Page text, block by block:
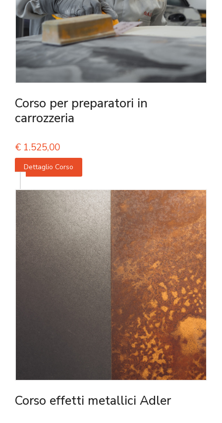
Corso per preparatori in
carrozzeria
€ 1.525,00
Dettaglio Corso
Corso effetti metallici Adler